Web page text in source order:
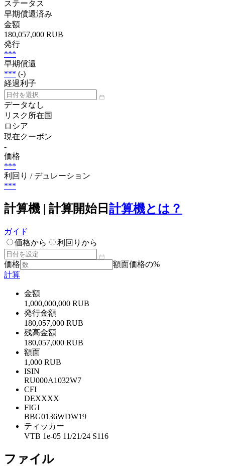
ステータス
早期償還済み
金額
180,057,000 RUB
発行
***
早期償還
*** (-)
経過利子
データなし
リスク所在国
ロシア
現在クーポン
-
価格
***
利回り / デュレーション
***
計算機 | 計算開始日 計算機とは？
ガイド
価格から
利回りから
価格
額面価格の%
計算
金額
1,000,000,000 RUB
発行金額
180,057,000 RUB
残高金額
180,057,000 RUB
額面
1,000 RUB
ISIN
RU000A1032W7
CFI
DEXXXX
FIGI
BBG0136WDW19
ティッカー
VTB 1e-05 11/21/24 S116
ファイル